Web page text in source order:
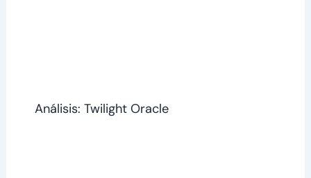
Análisis: Twilight Oracle